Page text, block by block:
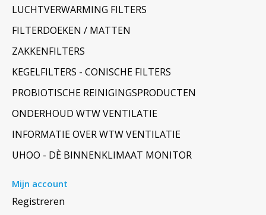
LUCHTVERWARMING FILTERS
FILTERDOEKEN / MATTEN
ZAKKENFILTERS
KEGELFILTERS - CONISCHE FILTERS
PROBIOTISCHE REINIGINGSPRODUCTEN
ONDERHOUD WTW VENTILATIE
INFORMATIE OVER WTW VENTILATIE
UHOO - DÈ BINNENKLIMAAT MONITOR
Mijn account
Registreren